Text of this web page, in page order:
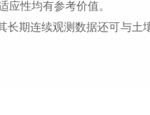
应性均有参考价值。
期连续观测数据还可与土